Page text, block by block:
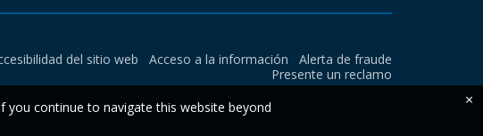
del sitio web Acceso a la información
Alerta de fraude
Presente un reclamo
you continue to navigate this website beyond
×